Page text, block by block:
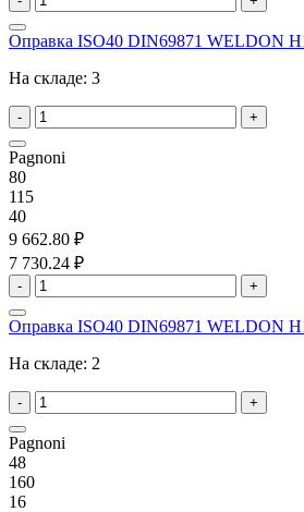
Оправка ISO40 DIN69871 WELDON
На складе: 3
- +
Pagnoni
80
115
40
9 662.80 ₽
7 730.24 ₽
- +
Оправка ISO40 DIN69871 WELDON
На складе: 2
- +
Pagnoni
48
160
16